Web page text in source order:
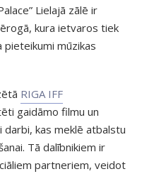
Lielajā zālē ir
kura ietvaros tiek
mūzikas
RIGA IFF
gaidāmo filmu un
kas meklē atbalstu
Tā dalībnikiem ir
partneriem, veidot